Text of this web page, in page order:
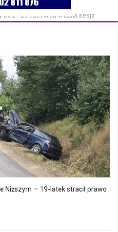
bez? 29 czerwca ważna sesja
już 19 czerwca w Łęcznej
Niższym — 19-latek stracił prawo